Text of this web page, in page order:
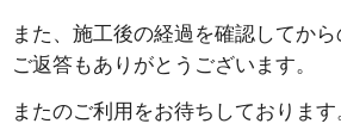
また、施工後の経過を確認してか
ご返答もありがとうございます。
またのご利用をお待ちしております